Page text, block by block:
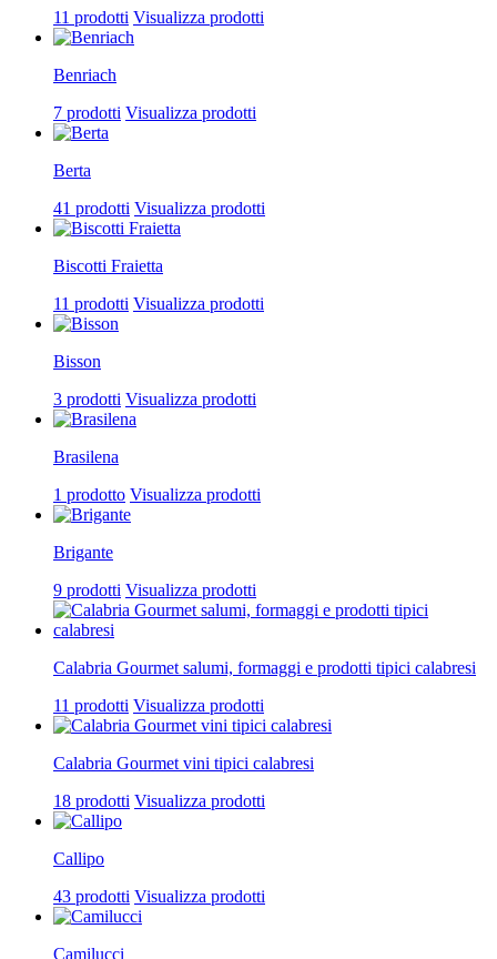
11 prodotti Visualizza prodotti
Benriach
7 prodotti Visualizza prodotti
Berta
41 prodotti Visualizza prodotti
Biscotti Fraietta
11 prodotti Visualizza prodotti
Bisson
3 prodotti Visualizza prodotti
Brasilena
1 prodotto Visualizza prodotti
Brigante
9 prodotti Visualizza prodotti
Calabria Gourmet salumi, formaggi e prodotti tipici calabresi
11 prodotti Visualizza prodotti
Calabria Gourmet vini tipici calabresi
18 prodotti Visualizza prodotti
Callipo
43 prodotti Visualizza prodotti
Camilucci